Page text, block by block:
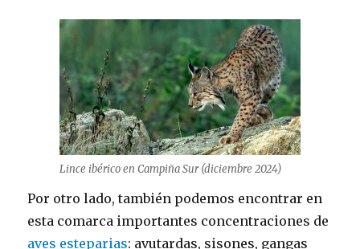
Lince ibérico en Campiña Sur (diciembre 2024)
Por otro lado, también podemos encontrar en
esta comarca importantes concentraciones de
aves esteparias: avutardas, sisones, gangas